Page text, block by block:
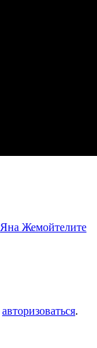
Яна Жемойтелите
авторизоваться.